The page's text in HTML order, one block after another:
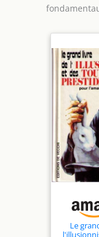
Le